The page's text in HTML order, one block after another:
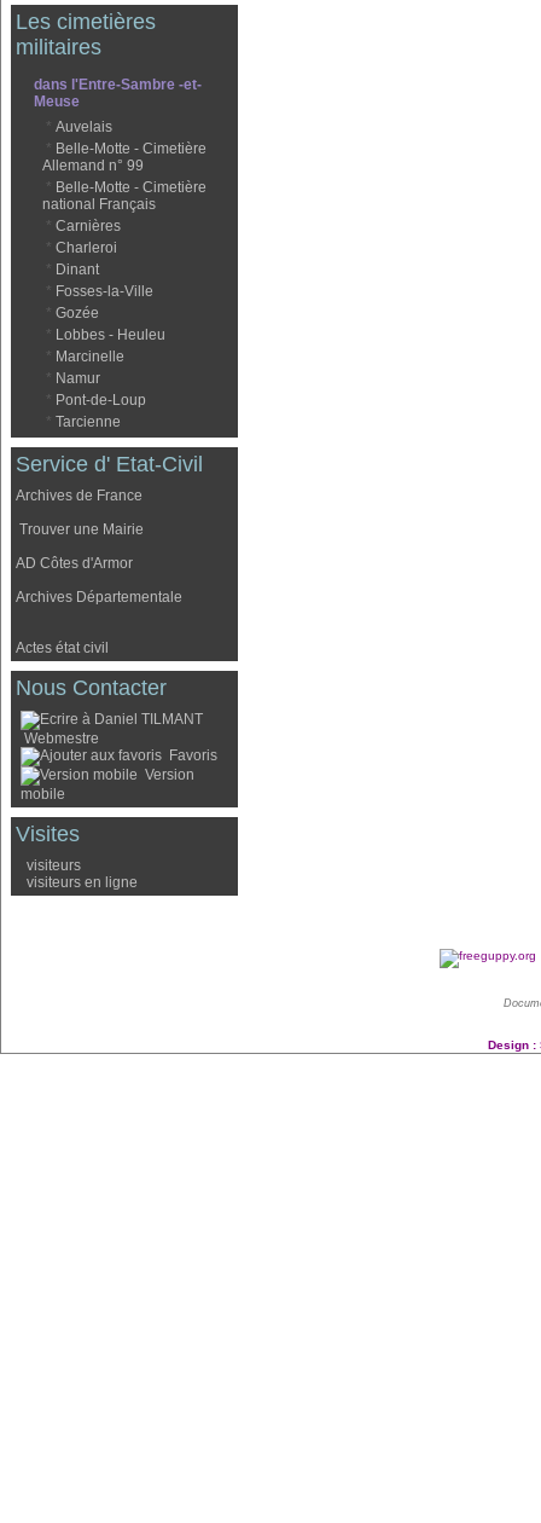
Les cimetières
militaires
dans l'Entre-Sambre -et-
Meuse
* Auvelais
* Belle-Motte - Cimetière
Allemand n° 99
* Belle-Motte - Cimetière
national Français
* Carnières
* Charleroi
* Dinant
* Fosses-la-Ville
* Gozée
* Lobbes - Heuleu
* Marcinelle
* Namur
* Pont-de-Loup
* Tarcienne
Service d' Etat-Civil
Archives de France
Trouver une Mairie
AD Côtes d'Armor
Archives Départementale
Actes état civil
Nous Contacter
Webmestre
Favoris
Version
mobile
Visites
visiteurs
visiteurs en ligne
Design :